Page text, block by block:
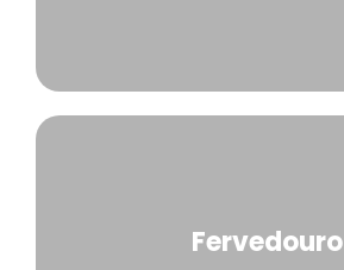
Fervedouro